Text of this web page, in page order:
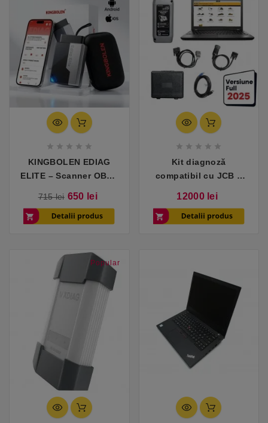
    
KINGBOLEN EDIAG
ELITE – Scanner OBD2
Actualizări Gratuite
715 lei 650 lei
baza
    
Kit diagnoză
compatibil cu JCB –
12000 lei
Popular